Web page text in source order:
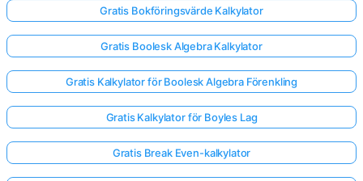
Gratis Bokföringsvärde Kalkylator
Gratis Boolesk Algebra Kalkylator
Gratis Kalkylator för Boolesk Algebra Förenkling
Gratis Kalkylator för Boyles Lag
Gratis Break Even-kalkylator